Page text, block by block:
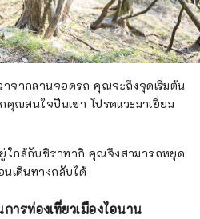
จากลานจอดรถ คุณจะถึงจุดเริ่มต้น
คุณสนใจปีนเขา โปรดแวะมาเยี่ยม
ใกล้กับชิราทากิ คุณจึงสามารถหยุด
นเดินทางกลับได้
ารท่องเที่ยวเมืองไอนาน